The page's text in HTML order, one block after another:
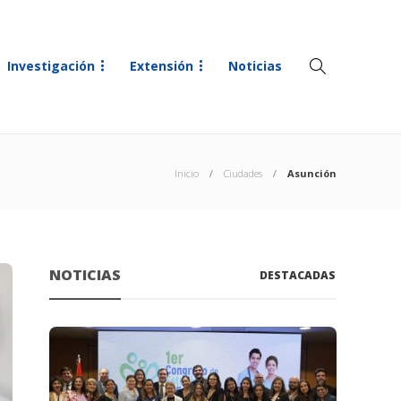
Investigación Extensión Noticias
Inicio Ciudades Asunción
NOTICIAS DESTACADAS